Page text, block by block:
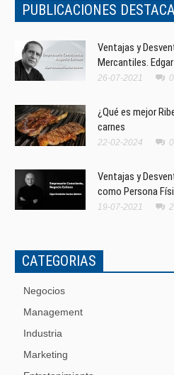
PUBLICACIONES
Ventajas y
Mercantiles.
26-07-2021 0
¿Qué es mejor
carnes
22-02-2024 0
Ventajas y
como Persona
19-07-2021 2
CATEGORIAS
Negocios
Management
Industria
Marketing